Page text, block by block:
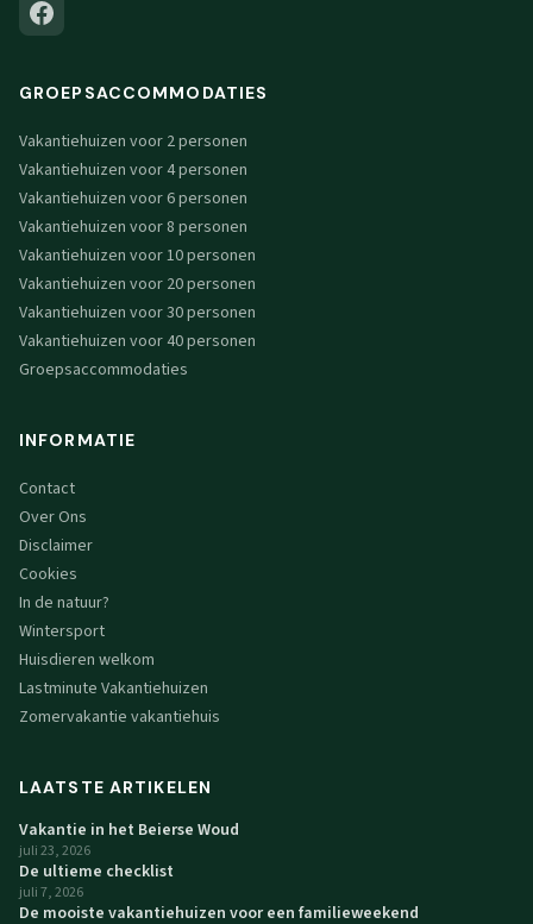
GROEPSACCOMMODATIES
Vakantiehuizen voor 2 personen
Vakantiehuizen voor 4 personen
Vakantiehuizen voor 6 personen
Vakantiehuizen voor 8 personen
Vakantiehuizen voor 10 personen
Vakantiehuizen voor 20 personen
Vakantiehuizen voor 30 personen
Vakantiehuizen voor 40 personen
Groepsaccommodaties
INFORMATIE
Contact
Over Ons
Disclaimer
Cookies
In de natuur?
Wintersport
Huisdieren welkom
Lastminute Vakantiehuizen
Zomervakantie vakantiehuis
LAATSTE ARTIKELEN
Vakantie in het Beierse Woud
juli 23, 2026
De ultieme checklist
juli 7, 2026
De mooiste vakantiehuizen voor een familieweekend